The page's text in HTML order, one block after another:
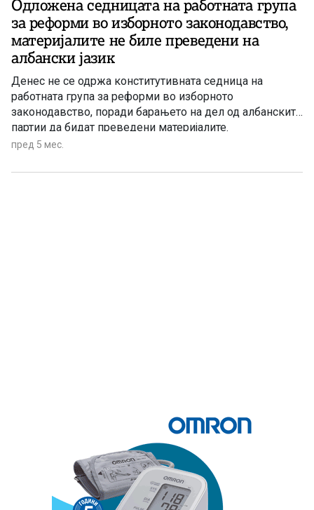
Одложена седницата на работната група
за реформи во изборното законодавство,
материјалите не биле преведени на
албански јазик
Денес не се одржа конститутивната седница на
работната група за реформи во изборното
законодавство, поради барањето на дел од албанските
партии да бидат преведени материјалите.
пред 5 мес.